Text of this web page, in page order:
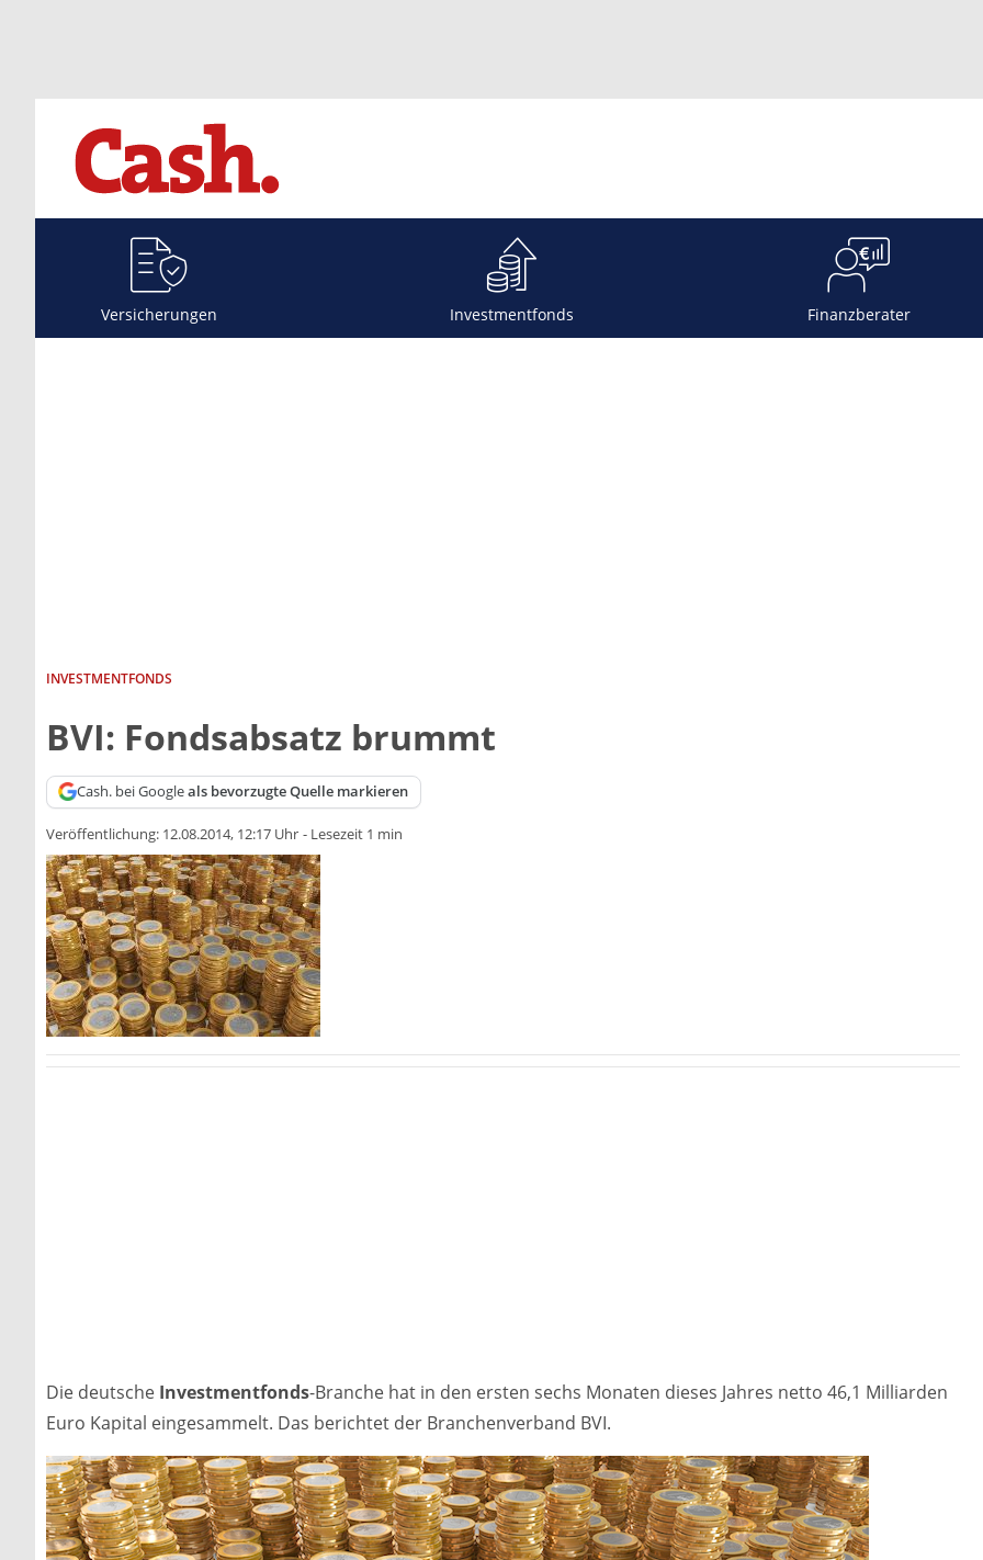
Versicherungen Investmentfonds Finanzberater
INVESTMENTFONDS
BVI: Fondsabsatz brummt
Cash. bei Googleals bevorzugte Quelle markieren
Veröffentlichung: 12.08.2014, 12:17 Uhr - Lesezeit 1 min
Die deutsche Investmentfonds-Branche hat in den ersten sechs Monaten dieses Jahres netto 46,1 Milliarden
Euro Kapital eingesammelt. Das berichtet der Branchenverband BVI.